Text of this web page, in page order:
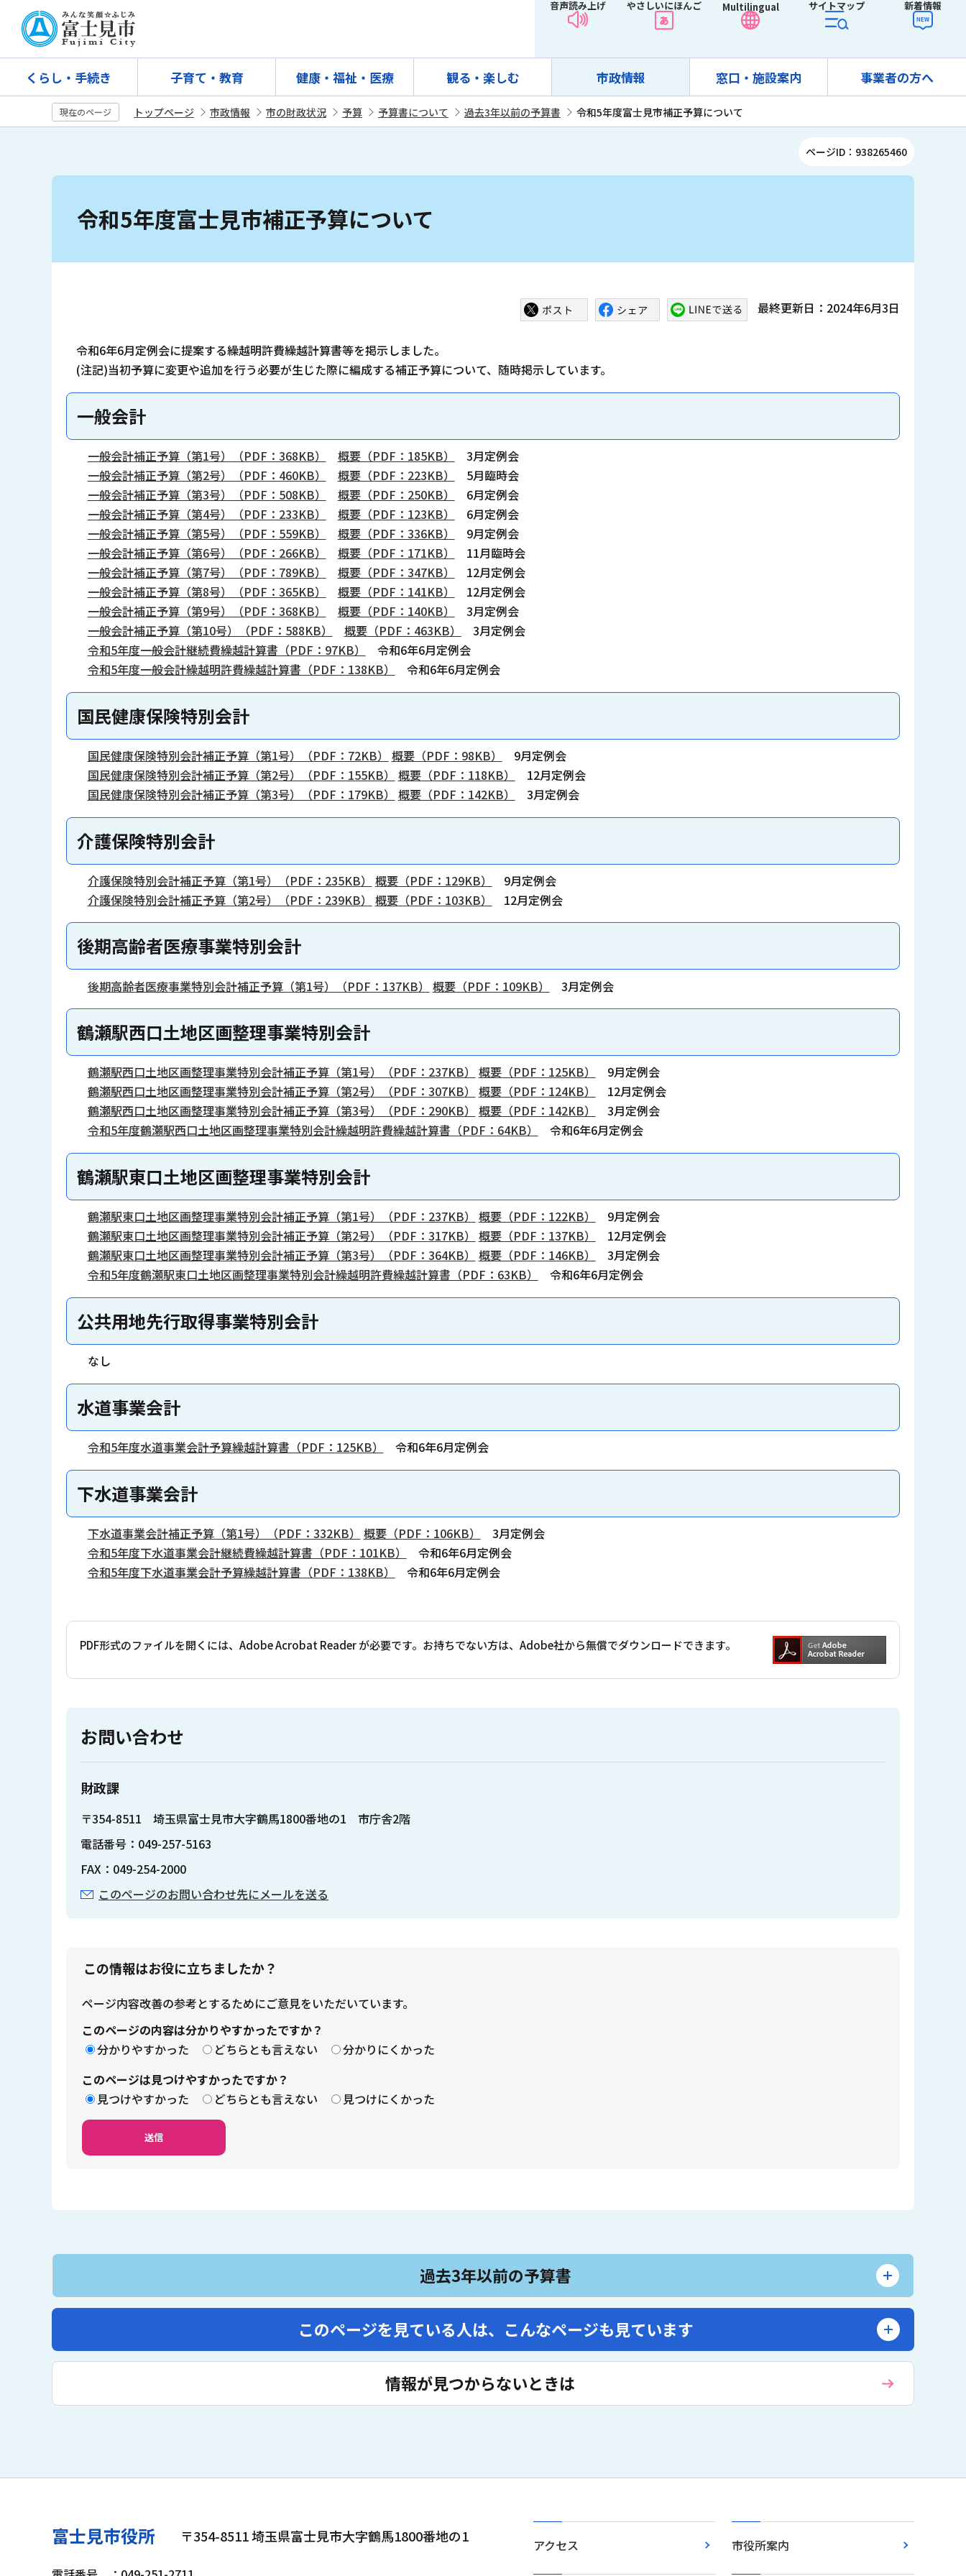
先
音声読み上げ やさしいにほんご Multilingual サイトマップ 新着情報
くらし・手続き 子育て・教育 健康・福祉・医療 観る・楽しむ 市政情報 窓口・施設案内 事業者の方へ
現在のページ トップページ 市政情報 市の財政状況 予算 予算書について 過去3年以前の予算書 令和5年度富士見市補正予算について
ページID：938265460
令和5年度富士見市補正予算について
最終更新日：2024年6月3日
令和6年6月定例会に提案する繰越明許費繰越計算書等を掲示しました。
(注記)当初予算に変更や追加を行う必要が生じた際に編成する補正予算について、随時掲示しています。
一般会計
一般会計補正予算（第1号）（PDF：368KB） 概要（PDF：185KB）
3月定例会
一般会計補正予算（第2号）（PDF：460KB）
概要（PDF：223KB）
5月臨時会
一般会計補正予算（第3号）（PDF：508KB）
概要（PDF：250KB）
6月定例会
一般会計補正予算（第4号）（PDF：233KB）
概要（PDF：123KB）
6月定例会
一般会計補正予算（第5号）（PDF：559KB）
概要（PDF：336KB）
9月定例会
一般会計補正予算（第6号）（PDF：266KB）
概要（PDF：171KB）
11月臨時会
一般会計補正予算（第7号）（PDF：789KB）
概要（PDF：347KB）
12月定例会
一般会計補正予算（第8号）（PDF：365KB）
概要（PDF：141KB）
12月定例会
一般会計補正予算（第9号）（PDF：368KB）
概要（PDF：140KB）
3月定例会
一般会計補正予算（第10号）（PDF：588KB）
概要（PDF：463KB）
3月定例会
令和5年度一般会計継続費繰越計算書（PDF：97KB）
令和6年6月定例会
令和5年度一般会計繰越明許費繰越計算書（PDF：138KB）
令和6年6月定例会
国民健康保険特別会計
国民健康保険特別会計補正予算（第1号）（PDF：72KB） 概要（PDF：98KB）
9月定例会
国民健康保険特別会計補正予算（第2号）（PDF：155KB）
概要（PDF：118KB）
12月定例会
国民健康保険特別会計補正予算（第3号）（PDF：179KB）
概要（PDF：142KB） 3月定例会
介護保険特別会計
介護保険特別会計補正予算（第1号）（PDF：235KB） 概要（PDF：129KB）
9月定例会
介護保険特別会計補正予算（第2号）（PDF：239KB）
概要（PDF：103KB） 12月定例会
後期高齢者医療事業特別会計
後期高齢者医療事業特別会計補正予算（第1号）（PDF：137KB） 概要（PDF：109KB） 3月定例会
鶴瀬駅西口土地区画整理事業特別会計
鶴瀬駅西口土地区画整理事業特別会計補正予算（第1号）（PDF：237KB） 概要（PDF：125KB）
9月定例会
鶴瀬駅西口土地区画整理事業特別会計補正予算（第2号）（PDF：307KB）
概要（PDF：124KB）
12月定例会
鶴瀬駅西口土地区画整理事業特別会計補正予算（第3号）（PDF：290KB）
概要（PDF：142KB）
3月定例会
令和5年度鶴瀬駅西口土地区画整理事業特別会計繰越明許費繰越計算書（PDF：64KB）
令和6年6月定例会
鶴瀬駅東口土地区画整理事業特別会計
鶴瀬駅東口土地区画整理事業特別会計補正予算（第1号）（PDF：237KB） 概要（PDF：122KB）
9月定例会
鶴瀬駅東口土地区画整理事業特別会計補正予算（第2号）（PDF：317KB）
概要（PDF：137KB）
12月定例会
鶴瀬駅東口土地区画整理事業特別会計補正予算（第3号）（PDF：364KB）
概要（PDF：146KB）
3月定例会
令和5年度鶴瀬駅東口土地区画整理事業特別会計繰越明許費繰越計算書（PDF：63KB）
令和6年6月定例会
公共用地先行取得事業特別会計
なし
水道事業会計
令和5年度水道事業会計予算繰越計算書（PDF：125KB） 令和6年6月定例会
下水道事業会計
下水道事業会計補正予算（第1号）（PDF：332KB） 概要（PDF：106KB）
3月定例会
令和5年度下水道事業会計継続費繰越計算書（PDF：101KB）
令和6年6月定例会
令和5年度下水道事業会計予算繰越計算書（PDF：138KB）
令和6年6月定例会
PDF形式のファイルを開くには、Adobe Acrobat Reader が必要です。お持ちでない方は、Adobe社から無償でダウンロードできます。
お問い合わせ
財政課
〒354-8511 埼玉県富士見市大字鶴馬1800番地の1 市庁舎2階
電話番号：049-257-5163
FAX：049-254-2000
このページのお問い合わせ先にメールを送る
この情報はお役に立ちましたか？
ページ内容改善の参考とするためにご意見をいただいています。
このページの内容は分かりやすかったですか？
分かりやすかった
どちらとも言えない
分かりにくかった
このページは見つけやすかったですか？
見つけやすかった
どちらとも言えない 見つけにくかった
過去3年以前の予算書
このページを見ている人は、 こんなページも見ています
情報が見つからないときは
富士見市役所 〒354-8511 埼玉県富士見市大字鶴馬1800番地の1 アクセス 市役所案内